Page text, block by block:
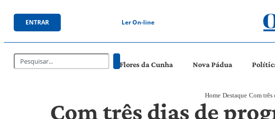
ENTRAR Ler On-line
Flores da Cunha Nova Pádua
Home Destaque Com três
Com três dias de